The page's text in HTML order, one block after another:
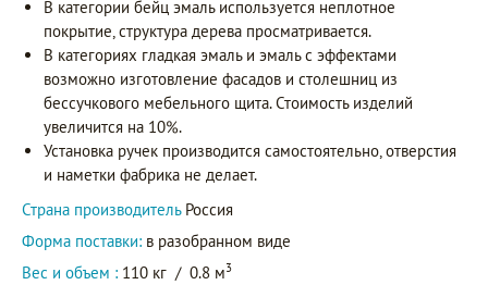
В категории бейц эмаль используется неплотное
покрытие, структура дерева просматривается.
В категориях гладкая эмаль и эмаль с эффектами
возможно изготовление фасадов и столешниц из
бессучкового мебельного щита. Стоимость изделий
увеличится на 10%.
Установка ручек производится самостоятельно, отверстия
и наметки фабрика не делает.
Страна производитель Россия
Форма поставки: в разобранном виде
Вес и объем : 110 кг / 0.8 м3